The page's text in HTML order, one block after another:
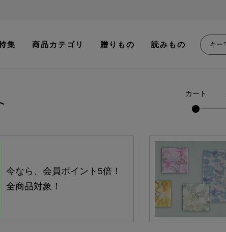
集 商品カテゴリ 贈りもの 読みもの
カート
今なら、会員ポイント5倍！
全商品対象！